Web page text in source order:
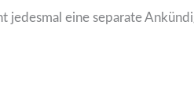
jedesmal eine separate